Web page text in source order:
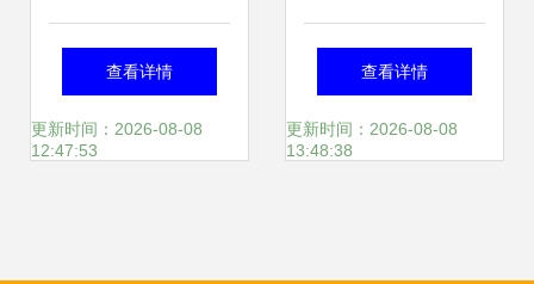
210/CA310 专业供
应与租回收服务
查看详情
更新时间：2026-08-08
12:47:53
动热解吸仪 精准解
析，高效自控
查看详情
更新时间：2026-08-08
13:48:38